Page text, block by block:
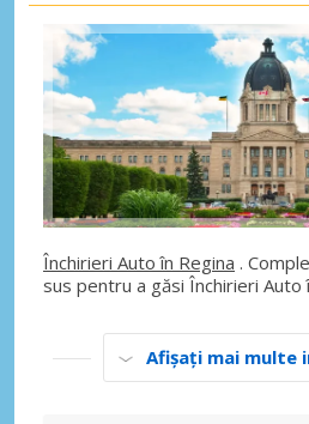
Închirieri Auto în Regina .
sus pentru a găsi Închirieri Auto
Afișați mai multe